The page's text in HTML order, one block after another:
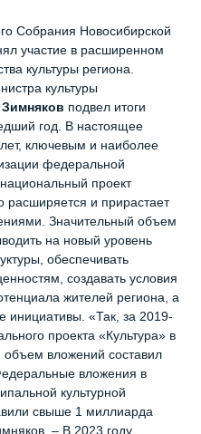
Собрания Новосибирской
участие в расширенном
культуры региона.
культуры
подвел итоги
год. В настоящее
ключевым и наиболее
федеральной
проект
расширяется и прирастает
Значительный объем
на новый уровень
обеспечивать
создавать условия
жителей региона, а
инициативы. «Так, за 2019-
проекта «Культура» в
вложений составил
вложения в
культурной
свыше 1 миллиарда
– В 2023 году